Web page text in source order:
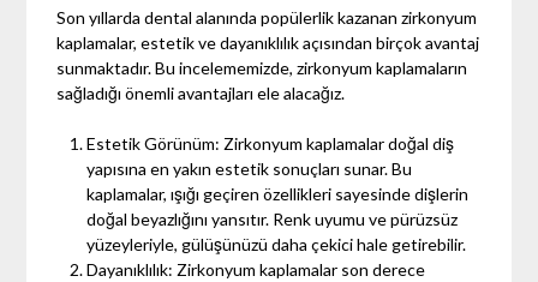
Son yıllarda dental alanında popülerlik kazanan zirkonyum
kaplamalar, estetik ve dayanıklılık açısından birçok avantaj
sunmaktadır. Bu incelememizde, zirkonyum kaplamaların
sağladığı önemli avantajları ele alacağız.
Estetik Görünüm: Zirkonyum kaplamalar doğal diş
yapısına en yakın estetik sonuçları sunar. Bu
kaplamalar, ışığı geçiren özellikleri sayesinde dişlerin
doğal beyazlığını yansıtır. Renk uyumu ve pürüzsüz
yüzeyleriyle, gülüşünüzü daha çekici hale getirebilir.
Dayanıklılık: Zirkonyum kaplamalar son derece